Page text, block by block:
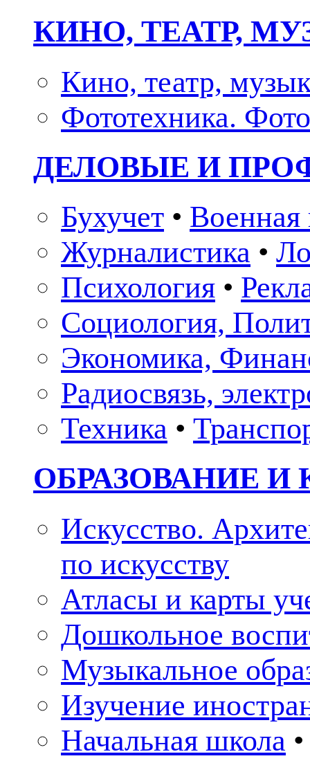
КИНО, ТЕАТР,
Кино, театр,
Фототехника.
ДЕЛОВЫЕ И
Бухучет • Военная
Журналистика •
Психология •
Социология,
Экономика,
Радиосвязь,
Техника •
ОБРАЗОВАНИЕ И
Искусство.
по искусству
Атласы и карты
Дошкольное
Музыкальное
Изучение
Начальная школа •